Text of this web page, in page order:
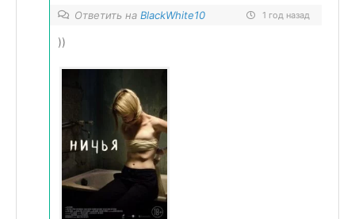
Ответить на BlackWhite10 1 год назад
))